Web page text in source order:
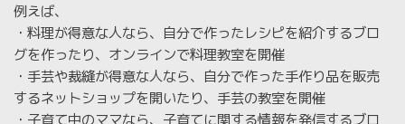
例えば、
・料理が得意な人なら、自分で作ったレシピを紹介するブロ
グを作ったり、オンラインで料理教室を開催
・手芸や裁縫が得意な人なら、自分で作った手作り品を販売
するネットショップを開いたり、手芸の教室を開催
・子育て中のママなら、子育てに関する情報を発信するブロ